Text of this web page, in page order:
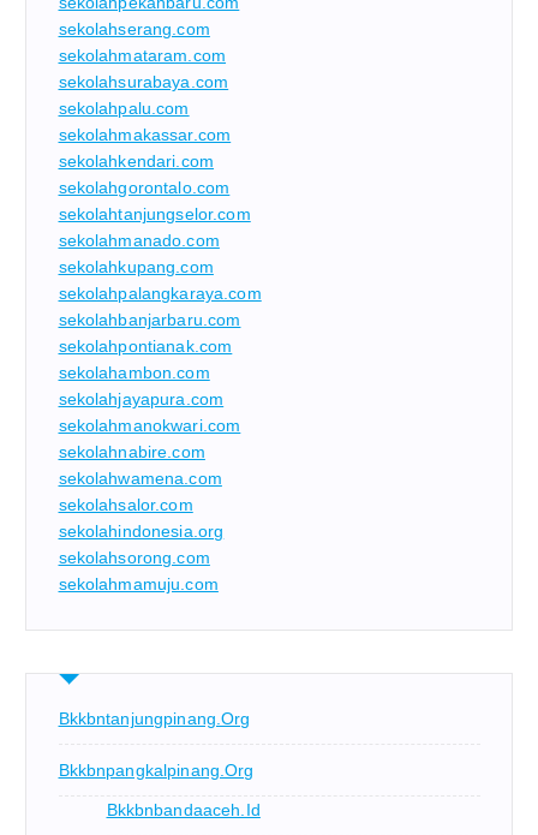
sekolahserang.com
sekolahmataram.com
sekolahsurabaya.com
sekolahpalu.com
sekolahmakassar.com
sekolahkendari.com
sekolahgorontalo.com
sekolahtanjungselor.com
sekolahmanado.com
sekolahkupang.com
sekolahpalangkaraya.com
sekolahbanjarbaru.com
sekolahpontianak.com
sekolahambon.com
sekolahjayapura.com
sekolahmanokwari.com
sekolahnabire.com
sekolahwamena.com
sekolahsalor.com
sekolahindonesia.org
sekolahsorong.com
sekolahmamuju.com
Bkkbntanjungpinang.org
Bkkbnpangkalpinang.org
Bkkbnbandaaceh.id